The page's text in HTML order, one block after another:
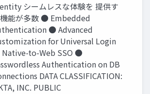
シームレスな体験を 提供す
能が多数 ● Embedded
● Advanced
for Universal Login
to-Web SSO ●
Authentication on DB
DATA CLASSIFICATION:
INC. PUBLIC